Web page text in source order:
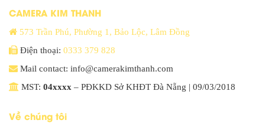
CAMERA KIM THANH
573 Trần Phú, Phường 1, Bảo Lộc, Lâm Đồng
Điện thoại: 0333 379 828
Mail contact: info@camerakimthanh.com
MST: 04xxxx – PĐKKD Sở KHĐT Đà Nẵng | 09/03/2018
Về chúng tôi